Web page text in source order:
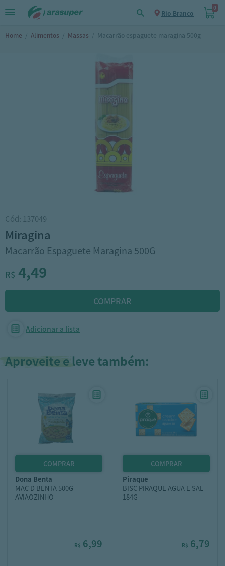
Rio Branco
0
Home / Alimentos / Massas / Macarrão espaguete maragina 500g
Cód: 137049
miragina
Macarrão Espaguete Maragina 500G
R$ 4,49
Adicionar a lista
Aproveite e leve também:
dona benta
MAC D BENTA 500G
AVIAOZINHO
R$ 6,99
piraque
BISC PIRAQUE AGUA E SAL
184G
R$ 6,79